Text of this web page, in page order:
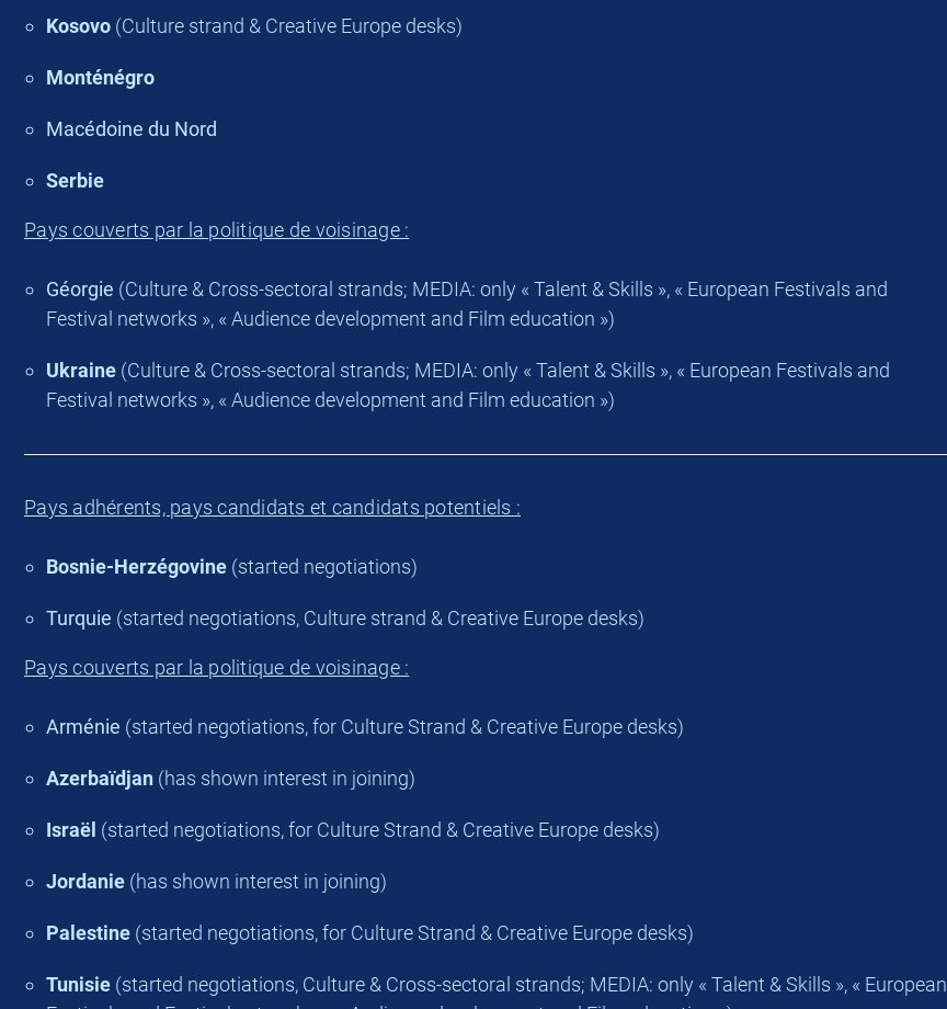
Kosovo (Culture strand & Creative Europe desks)
Monténégro
Macédoine du Nord
Serbie
Pays couverts par la politique de voisinage :
Géorgie (Culture & Cross-sectoral strands; MEDIA: only « Talent & Skills », « European Festivals and
Festival networks », « Audience development and Film education »)
Ukraine (Culture & Cross-sectoral strands; MEDIA: only « Talent & Skills », « European Festivals and
Festival networks », « Audience development and Film education »)
Pays adhérents, pays candidats et candidats potentiels :
Bosnie-Herzégovine (started negotiations)
Turquie (started negotiations, Culture strand & Creative Europe desks)
Pays couverts par la politique de voisinage :
Arménie (started negotiations, for Culture Strand & Creative Europe desks)
Azerbaïdjan (has shown interest in joining)
Israël (started negotiations, for Culture Strand & Creative Europe desks)
Jordanie (has shown interest in joining)
Palestine (started negotiations, for Culture Strand & Creative Europe desks)
Tunisie (started negotiations, Culture & Cross-sectoral strands; MEDIA: only « Talent & Skills », « European